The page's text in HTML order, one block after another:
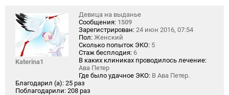
Katerina1
Девица на выданье
Сообщения: 1509
Зарегистрирован: 24 июн 2016, 07:54
Пол: Женский
Сколько попыток ЭКО: 5
Стаж бесплодия: 6
В каких клиниках проводилось лечение:
Ава Петер
Где было удачное ЭКО: В Ава Петер.
Благодарил (а): 25 раз
Поблагодарили: 208 раз